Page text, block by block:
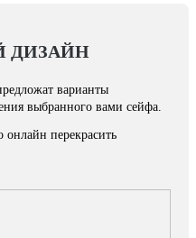
ДИЗАЙН
варианты
выбранного вами сейфа.
онлайн перекрасить